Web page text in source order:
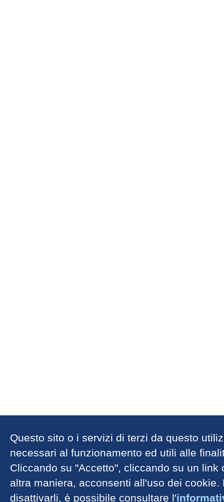
Questo sito o i servizi di terzi da questo
necessari al funzionamento ed utili alle
Cliccando su "Accetto", cliccando su un
altra maniera, acconsenti all'uso dei
disattivarli, è possibile consultare l'